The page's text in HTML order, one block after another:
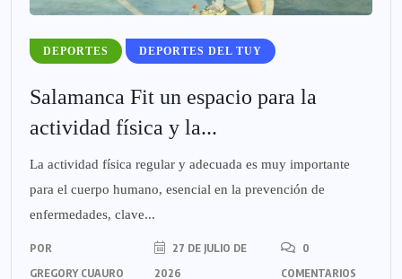
DEPORTES DEPORTES DEL TUY
Salamanca Fit un espacio para la
actividad física y la...
La actividad física regular y adecuada es muy importante
para el cuerpo humano, esencial en la prevención de
enfermedades, clave...
POR
GREGORY CUAURO
27 DE JULIO DE
2026
0
COMENTARIOS